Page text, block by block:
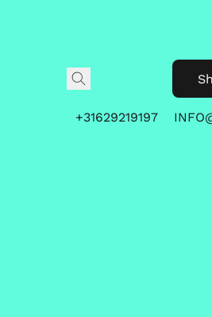
+31629219197